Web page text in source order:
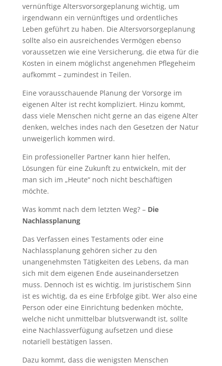
vernünftige Altersvorsorgeplanung wichtig, um
irgendwann ein vernünftiges und ordentliches
Leben geführt zu haben. Die Altersvorsorgeplanung
sollte also ein ausreichendes Vermögen ebenso
voraussetzen wie eine Versicherung, die etwa für die
Kosten in einem möglichst angenehmen Pflegeheim
aufkommt – zumindest in Teilen.
Eine vorausschauende Planung der Vorsorge im
eigenen Alter ist recht kompliziert. Hinzu kommt,
dass viele Menschen nicht gerne an das eigene Alter
denken, welches indes nach den Gesetzen der Natur
unweigerlich kommen wird.
Ein professioneller Partner kann hier helfen,
Lösungen für eine Zukunft zu entwickeln, mit der
man sich im „Heute“ noch nicht beschäftigen
möchte.
Was kommt nach dem letzten Weg? – Die
Nachlassplanung
Das Verfassen eines Testaments oder eine
Nachlassplanung gehören sicher zu den
unangenehmsten Tätigkeiten des Lebens, da man
sich mit dem eigenen Ende auseinandersetzen
muss. Dennoch ist es wichtig. Im juristischem Sinn
ist es wichtig, da es eine Erbfolge gibt. Wer also eine
Person oder eine Einrichtung bedenken möchte,
welche nicht unmittelbar blutsverwandt ist, sollte
eine Nachlassverfügung aufsetzen und diese
notariell bestätigen lassen.
Dazu kommt, dass die wenigsten Menschen